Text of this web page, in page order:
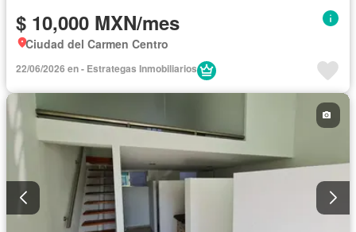
$ 10,000 MXN/mes
Ciudad del Carmen Centro
22/06/2026 en - Estrategas Inmobiliarios